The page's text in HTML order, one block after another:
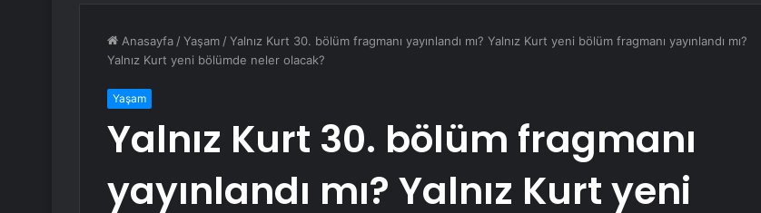
Anasayfa /Yaşam /Yalnız Kurt 30. bölüm fragmanı yayınlandı mı? Yalnız Kurt yeni bölüm fragmanı yayınlandı mı?
Yalnız Kurt yeni bölümde neler olacak?
Yaşam
Yalnız Kurt 30. bölüm fragmanı
yayınlandı mı? Yalnız Kurt yeni